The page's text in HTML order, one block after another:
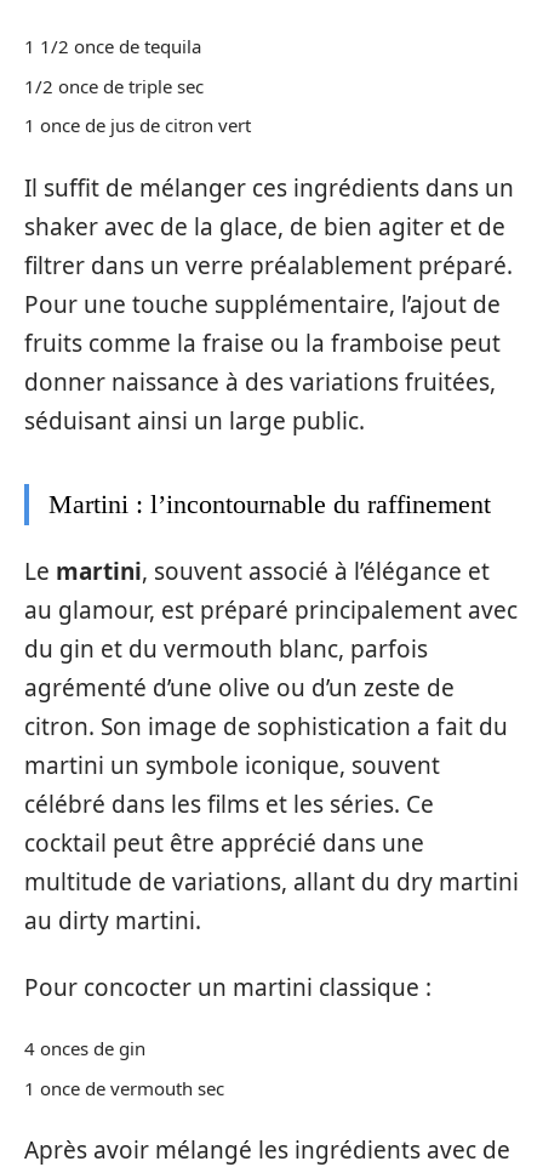
1 1/2 once de tequila
1/2 once de triple sec
1 once de jus de citron vert
Il suffit de mélanger ces ingrédients dans un
shaker avec de la glace, de bien agiter et de
filtrer dans un verre préalablement préparé.
Pour une touche supplémentaire, l’ajout de
fruits comme la fraise ou la framboise peut
donner naissance à des variations fruitées,
séduisant ainsi un large public.
Martini : l’incontournable du raffinement
Le martini, souvent associé à l’élégance et
au glamour, est préparé principalement avec
du gin et du vermouth blanc, parfois
agrémenté d’une olive ou d’un zeste de
citron. Son image de sophistication a fait du
martini un symbole iconique, souvent
célébré dans les films et les séries. Ce
cocktail peut être apprécié dans une
multitude de variations, allant du dry martini
au dirty martini.
Pour concocter un martini classique :
4 onces de gin
1 once de vermouth sec
Après avoir mélangé les ingrédients avec de